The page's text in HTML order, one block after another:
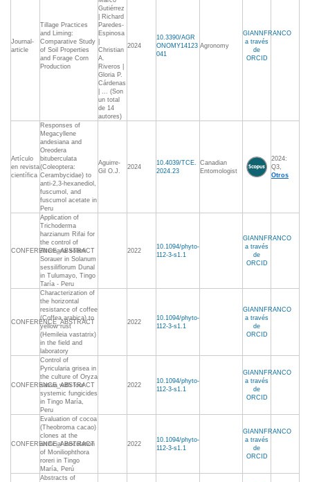
Journal-
article
Tillage Practices
and Liming:
Comparative Study
of Soil Properties
and Forage Corn
Production
Gutiérrez
| Richard
Paredes-
Espinosa
Christian
A.
Riveros |
Gloria P.
Cárdenas
| ... (Son
un total
de 14
autores)
2024
10.3390/AGR
ONOMY14123
041
Agronomy
GIANNFRANCO
a través
de
ORCID
Artículo
en revista
científica
Responses of
Megacyllene
andesiana and
Oreodera
bituberculata
(Coleoptera:
Cerambycidae) to
anti-2,3-hexanediol,
fuscumol, and
fuscumol acetate in
Peru
Aguirre-
Gil O.J.
2024
10.4039/TCE.
2024.23
Canadian
Entomologist
2024:
Q3,
Otros
CONFERENCE_ABSTRACT
Application of
Trichoderma
harzianum Rifai for
the control of
Alternaria solani
Sorauer in Solanum
sessiliflorum Dunal
in Tulumayo, Tingo
Taría - Peru
2022
10.1094/phyto-
112-3-s1.1
GIANNFRANCO
a través
de
ORCID
CONFERENCE_ABSTRACT
Characterization of
the horizontal
resistance of coffee
(Coffea arabica) to
yellow rust
(Hemileia vastatrix)
in the field and
laboratory
2022
10.1094/phyto-
112-3-s1.1
GIANNFRANCO
a través
de
ORCID
CONFERENCE_ABSTRACT
Control of
Pyricularia grisea in
the culture of Oryza
sativa with four
systemic fungicides
in Tingo María,
Peru
2022
10.1094/phyto-
112-3-s1.1
GIANNFRANCO
a través
de
ORCID
CONFERENCE_ABSTRACT
Evaluation of cocoa
(Theobroma cacao)
clones at the
artificial inoculation
of Moniliophthora
roreri in Tingo
María, Perú
2022
10.1094/phyto-
112-3-s1.1
GIANNFRANCO
a través
de
ORCID
Abstracts of